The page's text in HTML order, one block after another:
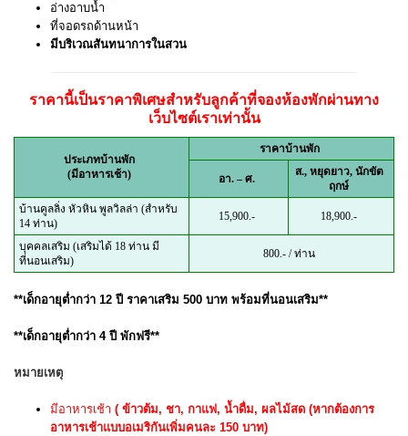
อ่างอาบน้ำ
ที่จอดรถด้านหน้า
มีบริเวณสันทนาการในสวน
ราคานี้เป็นราคาพิเศษสำหรับลูกค้าที่จองห้องพักผ่านทาง
เว็บไซต์เราเท่านั้น
ประเภทบ้านพัก
(มีอาหารเช้า)
ราคาบ้านพัก
อา. – ศ.
ส., หยุดยาว, นักขัต
ฤกษ์
บ้านคูลลิ่ง หัวหิน พูลวิลล่า (สำหรับ
14 ท่าน)
15,900.- 18,900.-
บุคคลเสริม (เสริมได้ 18 ท่าน มี
ที่นอนเสริม)
800.- / ท่าน
**เด็กอายุต่ำกว่า 12 ปี ราคาเสริม 500 บาท พร้อมที่นอนเสริม**
**เด็กอายุต่ำกว่า 4 ปี พักฟรี**
หมายเหตุ
มีอาหารเช้า ( ข้าวต้ม, ชา, กาแฟ, น้ำดื่ม, ผลไม้สด (หากต้องการ
อาหารเช้าแบบอเมริกันเพิ่มคนละ 150 บาท)